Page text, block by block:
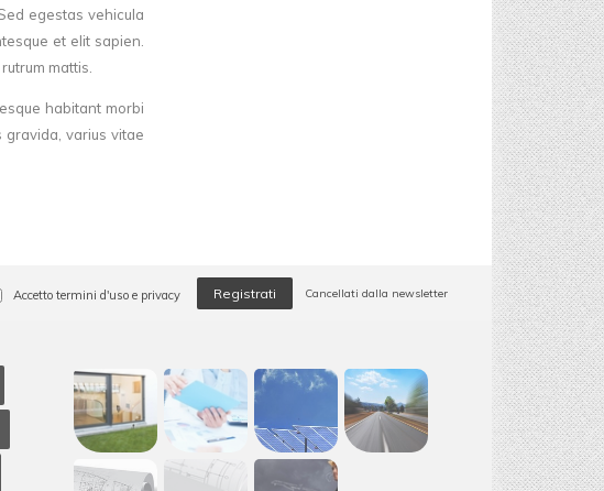
egestas vehicula
et elit sapien.
mattis.
habitant morbi
gravida, varius vitae
Accetto termini d'uso e privacy Registrati Cancellati dalla newsletter